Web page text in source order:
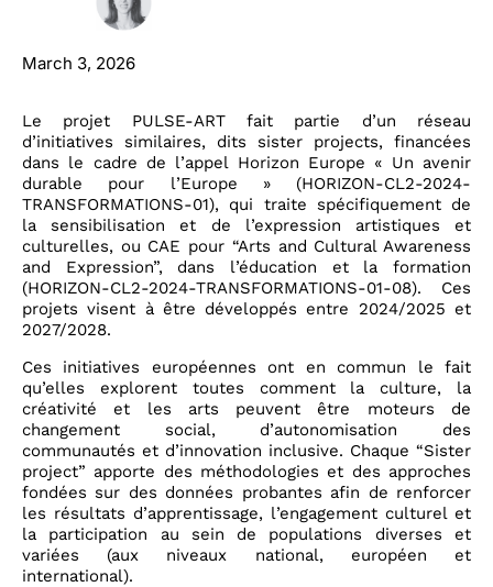
March 3, 2026
Le projet PULSE-ART fait partie d’un réseau
d’initiatives similaires, dits sister projects, financées
dans le cadre de l’appel Horizon Europe « Un avenir
durable pour l’Europe » (HORIZON-CL2-2024-
TRANSFORMATIONS-01), qui traite spécifiquement de
la sensibilisation et de l’expression artistiques et
culturelles, ou CAE pour “Arts and Cultural Awareness
and Expression”, dans l’éducation et la formation
(HORIZON-CL2-2024-TRANSFORMATIONS-01-08). Ces
projets visent à être développés entre 2024/2025 et
2027/2028.
Ces initiatives européennes ont en commun le fait
qu’elles explorent toutes comment la culture, la
créativité et les arts peuvent être moteurs de
changement social, d’autonomisation des
communautés et d’innovation inclusive. Chaque “Sister
project” apporte des méthodologies et des approches
fondées sur des données probantes afin de renforcer
les résultats d’apprentissage, l’engagement culturel et
la participation au sein de populations diverses et
variées (aux niveaux national, européen et
international).